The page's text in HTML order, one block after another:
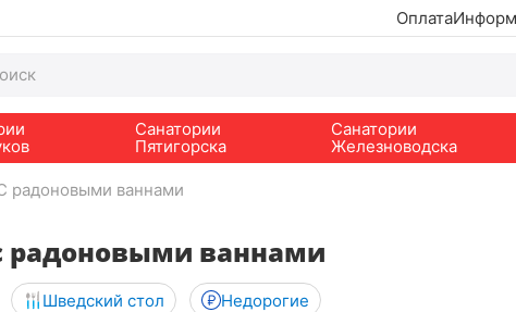
Оплата
Санатории
Пятигорска
Санатории
Железноводска
радоновыми ваннами
радоновыми ваннами
Шведский стол Недорогие